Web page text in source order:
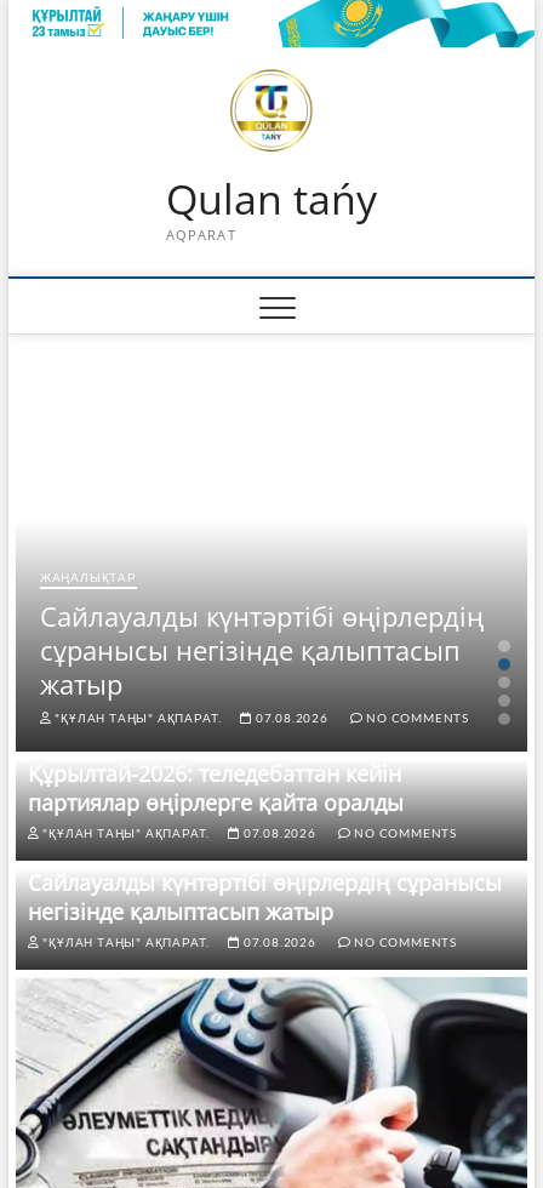
Skip
Qulan tańy
AQPARAT
ЖАҢАЛЫҚТАР
Сайлауалды күнтәртібі өңірлердің
сұранысы негізінде қалыптасып
жатыр
"ҚҰЛАН ТАҢЫ" АҚПАРАТ. 07.08.2026 NO COMMENTS
Құрылтай-2026: теледебаттан кейін
партиялар өңірлерге қайта оралды
"ҚҰЛАН ТАҢЫ" АҚПАРАТ. 07.08.2026 NO COMMENTS
Сайлауалды күнтәртібі өңірлердің сұранысы
негізінде қалыптасып жатыр
"ҚҰЛАН ТАҢЫ" АҚПАРАТ. 07.08.2026 NO COMMENTS